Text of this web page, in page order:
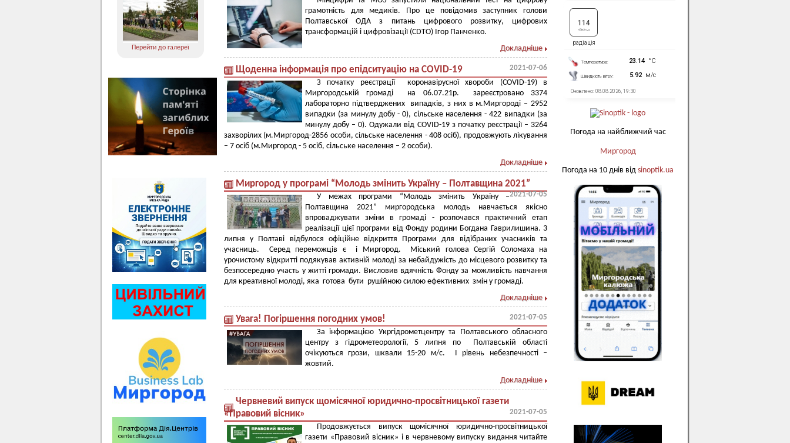
Перейти до галереї
грамотність для медиків. Про це повідомив заступник голови
Полтавської ОДА з питань цифрового розвитку, цифрових
трансформацій і цифровізації (CDTO) Ігор Панченко.
Докладніше
Щоденна інформація про епідситуацію на COVID-19 2021-07-06
З початку реєстрації коронавірусної хвороби (COVID-19) в
Миргородській громаді на 06.07.21р. зареєстровано 3374
лабораторно підтверджених випадків, з них в м.Миргороді – 2952
випадки (за минулу добу - 0), сільське населення - 422 випадки (за
минулу добу – 0). Одужали від COVID-19 з початку реєстрації – 3264
захворілих (м.Миргород-2856 особи, сільське населення - 408 осіб), продовжують лікування
– 7 осіб (м.Миргород - 5 осіб, сільське населення – 2 особи).
Докладніше
Миргород у програмі “Молодь змінить Україну – Полтавщина 2021”
2021-07-05
У межах програми “Молодь змінить Україну –
Полтавщина 2021” миргородська молодь навчається якісно
впроваджувати зміни в громаді - розпочався практичний етап
реалізації цієї програми від Фонду родини Богдана Гаврилишина. 3
липня у Полтаві відбулося офіційне відкриття Програми для відібраних учасників та
учасниць. Серед переможців є і Миргород. Міський голова Сергій Соломаха на
урочистому відкритті подякував активній молоді за небайдужість до місцевого розвитку та
безпосередню участь у житті громади. Висловив вдячність Фонду за можливість навчання
для креативної молоді, яка готова бути рушійною силою ефективних змін у громаді.
Докладніше
Увага! Погіршення погодних умов! 2021-07-05
За інформацією Укргідрометцентру та Полтавського обласного
центру з гідрометеорології, 5 липня по Полтавській області
очікуються грози, шквали 15-20 м/с. І рівень небезпечності –
жовтий.
Докладніше
Червневий випуск щомісячної юридично-просвітницької газети
«Правовий вісник»
2021-07-05
Продовжується випуск щомісячної юридично-просвітницької
газети «Правовий вісник» і в червневому випуску видання читайте
Погода на найближчий час
Миргород
Погода на 10 днів від sinoptik.ua